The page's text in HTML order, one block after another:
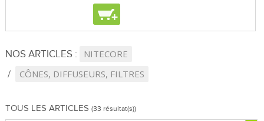
+
NOS ARTICLES :
NITECORE
CÔNES, DIFFUSEURS, FILTRES
TOUS LES ARTICLES (33 résultat(s))